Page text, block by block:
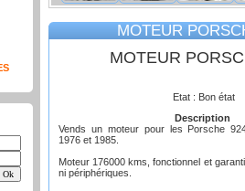
MOTEUR
MOTEUR
Etat : Bon état
Description
Vends un moteur pour les Porsche
1976 et 1985.
Moteur 176000 kms, fonctionnel et
ni périphériques.